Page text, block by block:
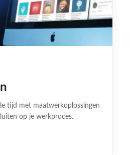
tijd met maatwerkoplossingen
op je werkproces.